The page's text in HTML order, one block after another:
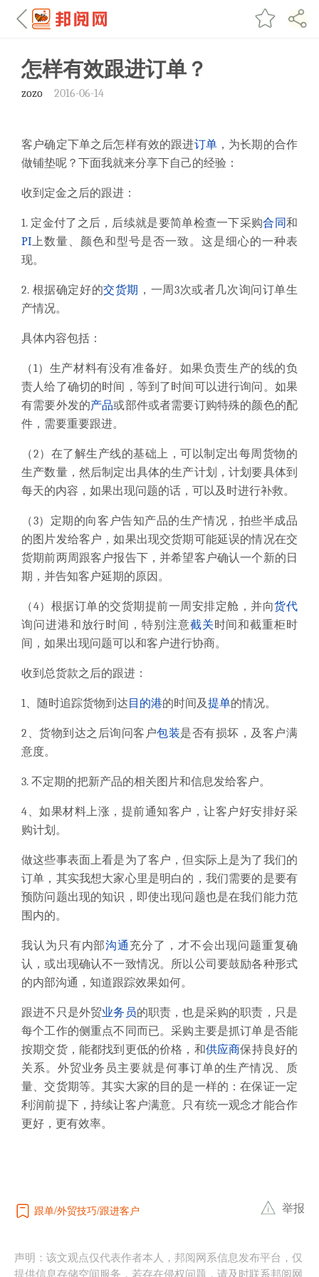
怎样有效跟进订单？
zozo 2016-06-14
客户确定下单之后怎样有效的跟进订单，为长期的合作
做铺垫呢？下面我就来分享下自己的经验：
收到定金之后的跟进：
1. 定金付了之后，后续就是要简单检查一下采购合同和
PI上数量、颜色和型号是否一致。 这是细心的一种表
现。
2. 根据确定好的交货期 ， 一周3次或者几次询问订单生
产情况。
具体内容包括：
（1） 生产材料有没有准备好。如果负责生产的线的负
责人给了确切的时间，等到了时间可以进行询问。如果
有需要外发的产品或部件或者需要订购特殊的颜色的配
件，需要重要跟进。
（2） 在了解生产线的基础上，可以制定出每周货物的
生产数量，然后制定出具体的生产计划，计划要具体到
每天的内容，如果出现问题的话，可以及时进行补救。
（3）定期的向客户告知产品的生产情况，拍些半成品
的图片发给客户，如果出现交货期可能延误的情况在交
货期前两周跟客户报告下，并希望客户确认一个新的日
期，并告知客户延期的原因。
（4）根据订单的交货期提前一周安排定舱，并向货代
询问进港和放行时间，特别注意截关时间和截重柜时
间，如果出现问题可以和客户进行协商。
收到总货款之后的跟进：
1、随时追踪货物到达 目的港的时间及提单的情况。
2、货物到达之后询问客户包装是否有损坏，及客户满
意度。
3. 不定期的把新产品的相关图片和信息发给客户。
4、如果材料上涨，提前通知客户，让客户好安排好采
购计划。
做这些事表面上看是为了客户，但实际上是为了我们的
订单，其实我想大家心里是明白的，我们需要的是要有
预防问题出现的知识，即使出现问题也是在我们能力范
围内的。
我认为只有内部沟通 充分了，才不会出现问题重复确
认，或出现确认不一致情况。所以公司要鼓励各种形式
的内部沟通，知道跟踪效果如何。
跟进不只是外贸业务员的职责，也是采购的职责，只是
每个工作的侧重点不同而已。采购主要是抓订单是否能
按期交货，能都找到更低的价格，和供应商保持良好的
关系。外贸业务员主要就是何事订单的生产情况、质
量、交货期等。其实大家的目的是一样的：在保证一定
利润前提下，持续让客户满意。只有统一观念才能合作
更好，更有效率。
跟单 外贸技巧 跟进客户 举报
声明：该文观点仅代表作者本人，邦阅网系信息发布平台，仅
提供信息存储空间服务，若存在侵权问题，请及时联系邦阅网